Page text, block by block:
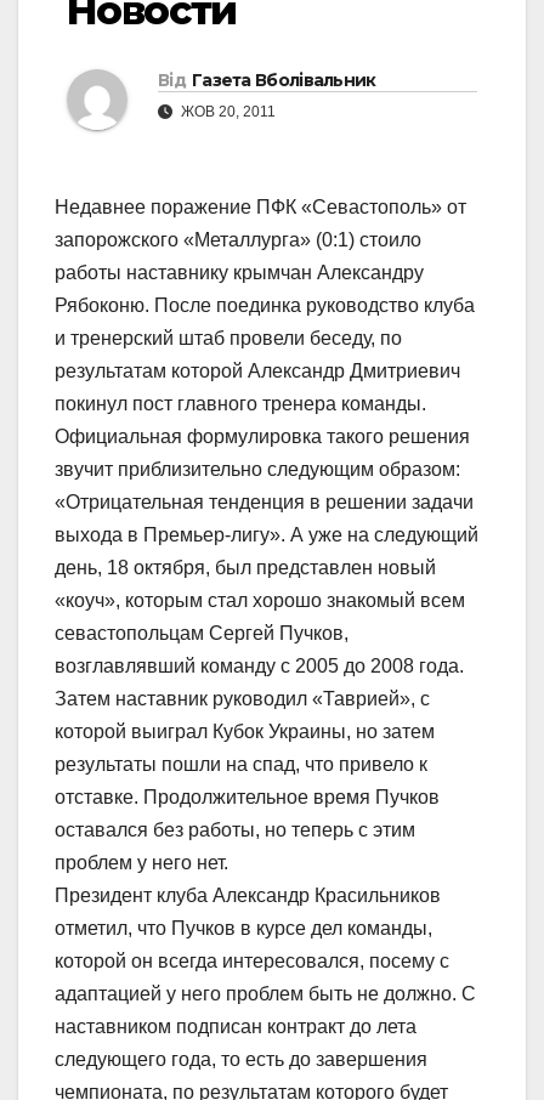
Новости
Від Газета Вболівальник
ЖОВ 20, 2011
Недавнее поражение ПФК «Севастополь» от
запорожского «Металлурга» (0:1) стоило
работы наставнику крымчан Александру
Рябоконю. После поединка руководство клуба
и тренерский штаб провели беседу, по
результатам которой Александр Дмитриевич
покинул пост главного тренера команды.
Официальная формулировка такого решения
звучит приблизительно следующим образом:
«Отрицательная тенденция в решении задачи
выхода в Премьер-лигу». А уже на следующий
день, 18 октября, был представлен новый
«коуч», которым стал хорошо знакомый всем
севастопольцам Сергей Пучков,
возглавлявший команду с 2005 до 2008 года.
Затем наставник руководил «Таврией», с
которой выиграл Кубок Украины, но затем
результаты пошли на спад, что привело к
отставке. Продолжительное время Пучков
оставался без работы, но теперь с этим
проблем у него нет.
Президент клуба Александр Красильников
отметил, что Пучков в курсе дел команды,
которой он всегда интересовался, посему с
адаптацией у него проблем быть не должно. С
наставником подписан контракт до лета
следующего года, то есть до завершения
чемпионата, по результатам которого будет